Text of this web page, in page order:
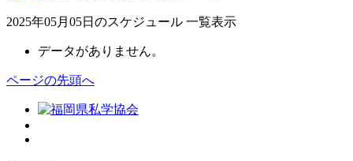
2025年05月05日のスケジュール 一覧表示
データがありません。
ページの先頭へ